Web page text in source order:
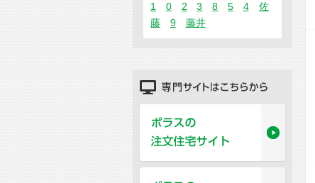
1 0 2 3 8 5 4
佐
藤
9 藤井